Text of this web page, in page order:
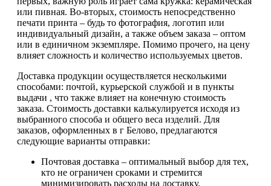
или пивная. Во-вторых, стоимость непосредственно
печати принта – будь то фотография, логотип или
индивидуальный дизайн, а также объем заказа – оптом
или в единичном экземпляре. Помимо прочего, на цену
влияет сложность и количество используемых цветов.
Доставка продукции осуществляется несколькими
способами: почтой, курьерской службой и в пункты
выдачи , что также влияет на конечную стоимость
заказа. Стоимость доставки калькулируется исходя из
выбранного способа и общего веса изделий. Для
заказов, оформленных в г Белово, предлагаются
следующие варианты отправки:
Почтовая доставка – оптимальный выбор для тех,
кто не ограничен сроками и стремится
минимизировать расходы на доставку.